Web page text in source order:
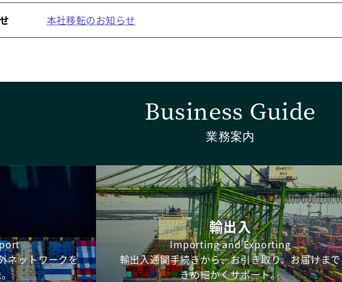
本社移転のお知らせ
Business Guide
業務案内
ネットワークを
輸出入
Importing and Exporting
輸出入通関手続きから、お引き取り、お届けまで
きめ細かくサポート。